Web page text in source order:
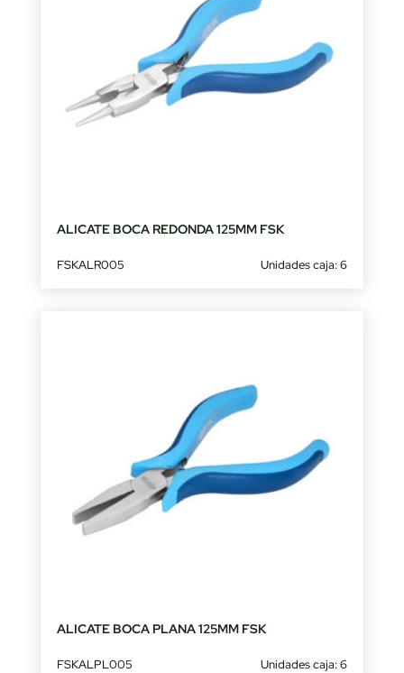
ALICATE BOCA REDONDA 125MM FSK
FSKALR005 Unidades caja: 6
ALICATE BOCA PLANA 125MM FSK
FSKALPL005 Unidades caja: 6